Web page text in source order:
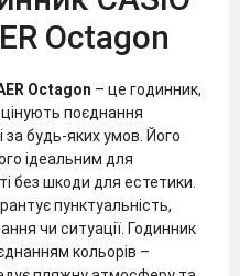
Octagon
Octagon – це годинник,
цінують поєднання
за будь-яких умов. Його
ідеальним для
без шкоди для естетики.
пунктуальність,
чи ситуації. Годинник
кольорів –